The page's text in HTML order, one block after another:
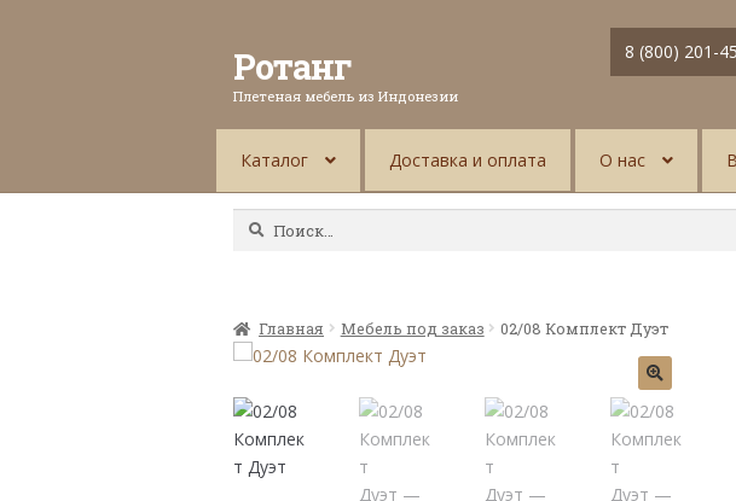
Ротанг
Плетеная мебель из Индонезии
8 (800) 201-
Каталог Доставка и оплата О нас
Найти:
Главная Мебель под заказ 02/08 Комплект Дуэт